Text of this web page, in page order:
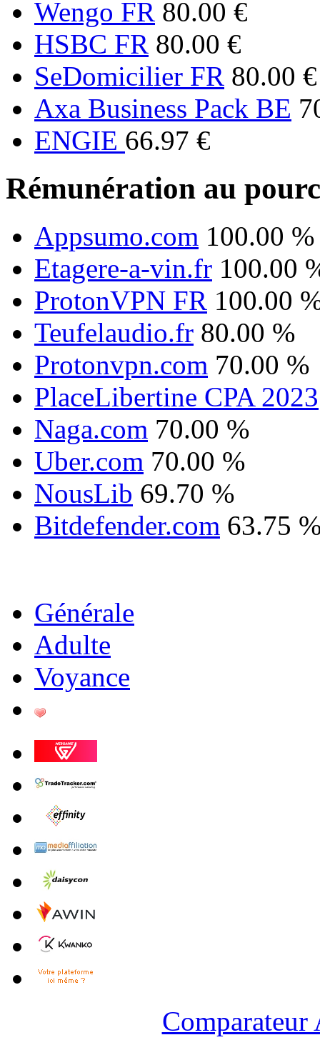
Wengo FR 80.00 €
HSBC FR 80.00 €
SeDomicilier FR 80.00 €
Axa Business Pack BE
ENGIE 66.97 €
Rémunération au
Appsumo.com 100.00 %
Etagere-a-vin.fr 100.00
ProtonVPN FR 100.00
Teufelaudio.fr 80.00 %
Protonvpn.com 70.00 %
PlaceLibertine CPA 2023
Naga.com 70.00 %
Uber.com 70.00 %
NousLib 69.70 %
Bitdefender.com 63.75
Générale
Adulte
Voyance